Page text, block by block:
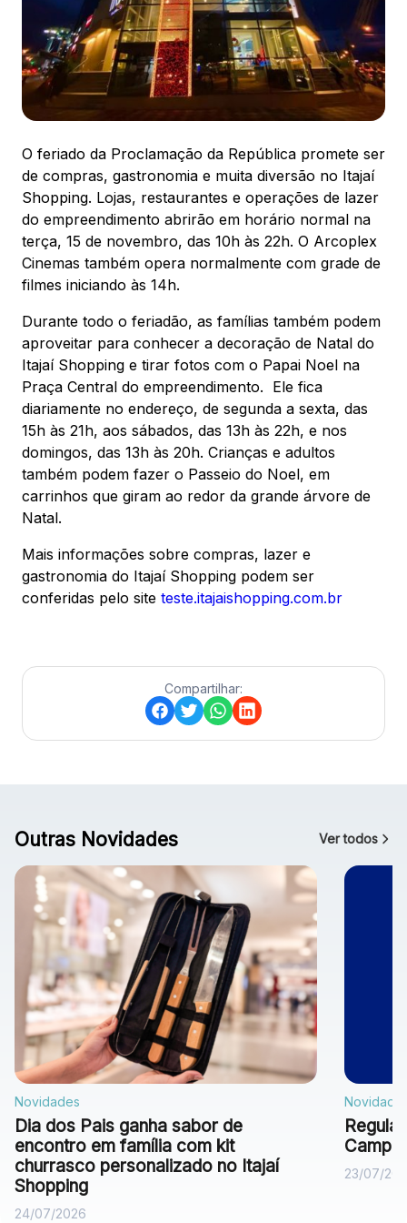
Ver local
Chamar Uber
CONTATO
(47) 3348-4609
Comodidades Eventos
Vitrine virtual
O feriado da Proclamação da República promete ser
de compras, gastronomia e muita diversão no Itajaí
Shopping. Lojas, restaurantes e operações de lazer
do empreendimento abrirão em horário normal na
terça, 15 de novembro, das 10h às 22h. O Arcoplex
Cinemas também opera normalmente com grade de
filmes iniciando às 14h.
Durante todo o feriadão, as famílias também podem
aproveitar para conhecer a decoração de Natal do
Itajaí Shopping e tirar fotos com o Papai Noel na
Praça Central do empreendimento. Ele fica
diariamente no endereço, de segunda a sexta, das
15h às 21h, aos sábados, das 13h às 22h, e nos
domingos, das 13h às 20h. Crianças e adultos
também podem fazer o Passeio do Noel, em
carrinhos que giram ao redor da grande árvore de
Natal.
Mais informações sobre compras, lazer e
gastronomia do Itajaí Shopping podem ser
conferidas pelo site teste.itajaishopping.com.br
Compartilhar:
Outras Novidades Ver todos
Novidades
Dia dos Pais ganha sabor de
encontro em família com kit
churrasco personalizado no Itajaí
Shopping
24/07/2026
23/07/